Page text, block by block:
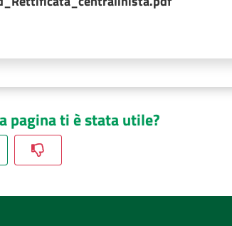
pagina ti è stata utile?